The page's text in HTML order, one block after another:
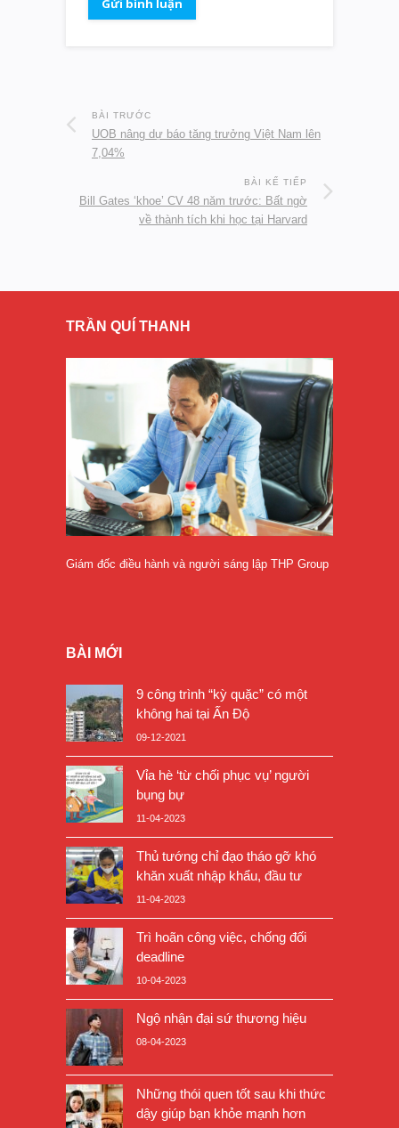
BÀI TRƯỚC
UOB nâng dự báo tăng trưởng Việt Nam lên
7,04%
BÀI KẾ TIẾP
Bill Gates ‘khoe’ CV 48 năm trước: Bất ngờ
về thành tích khi học tại Harvard
TRẦN QUÍ THANH
Giám đốc điều hành và người sáng lập THP Group
BÀI MỚI
9 công trình “kỳ quặc” có một
không hai tại Ấn Độ
09-12-2021
Vỉa hè ‘từ chối phục vụ’ người
bụng bự
11-04-2023
Thủ tướng chỉ đạo tháo gỡ khó
khăn xuất nhập khẩu, đầu tư
11-04-2023
Trì hoãn công việc, chống đối
deadline
10-04-2023
Ngộ nhận đại sứ thương hiệu
08-04-2023
Những thói quen tốt sau khi thức
dậy giúp bạn khỏe mạnh hơn